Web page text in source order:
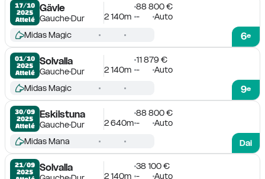
17/10
2025
Attelé
Gävle
GaucheDur
88 800 €
2 140m - Auto
6e
Midas Magic
01/10
2025
Attelé
Solvalla
GaucheDur
11 879 €
2 140m - Auto
9e
Midas Magic
30/09
2025
Attelé
Eskilstuna
GaucheDur
88 800 €
2 640m -
Auto
Dai
Midas Mana
21/09
2025
Solvalla
38 100 €
2 140m - Auto